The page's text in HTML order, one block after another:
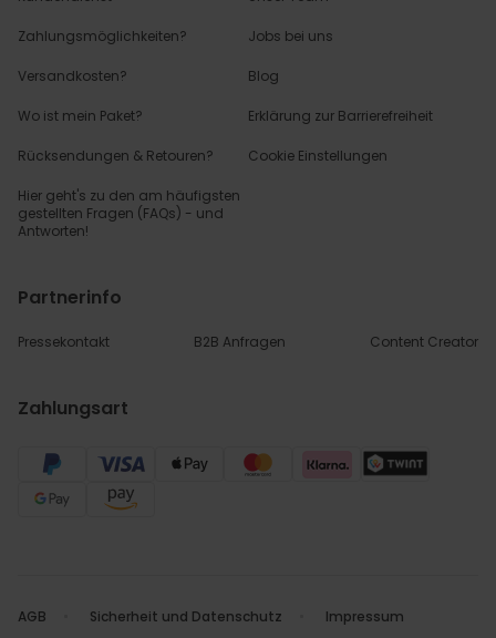
Zahlungsmöglichkeiten?
Versandkosten?
Wo ist mein Paket?
Rücksendungen & Retouren?
Hier geht's zu den am häufigsten
gestellten Fragen (FAQs) - und
Antworten!
Jobs bei uns
Blog
Erklärung zur Barrierefreiheit
Cookie Einstellungen
Partnerinfo
Pressekontakt B2B Anfragen Content Creator
Zahlungsart
AGB Sicherheit und Datenschutz Impressum